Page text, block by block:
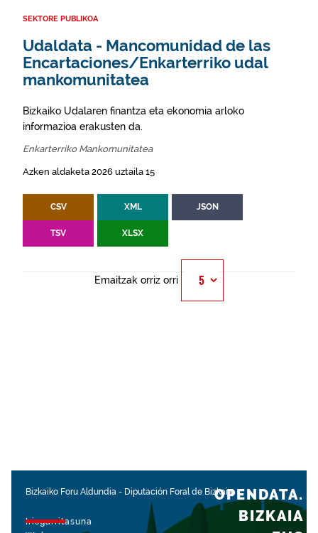
SEKTORE PUBLIKOA
Udaldata - Mancomunidad de las
Encartaciones/Enkarterriko udal
mankomunitatea
Bizkaiko Udalaren finantza eta ekonomia arloko
informazioa erakusten da.
Enkarterriko Mankomunitatea
Azken aldaketa 2026 uztaila 15
CSV XML JSON
TSV XLSX
Emaitzak orriz orri
Bizkaiko Foru Aldundia - Diputación Foral de Bizkaia
Irisgarritasuna
OPENDATA.
BIZKAIA